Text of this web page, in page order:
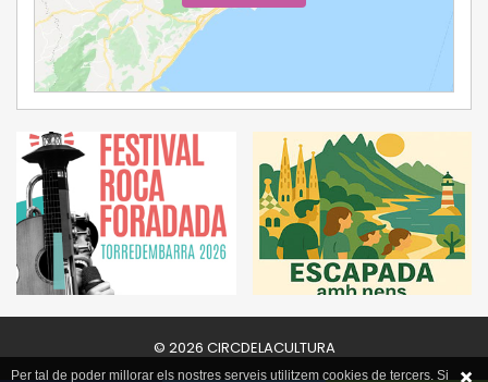
© 2026 CIRCDELACULTURA
Per tal de poder millorar els nostres serveis utilitzem cookies de tercers. Si